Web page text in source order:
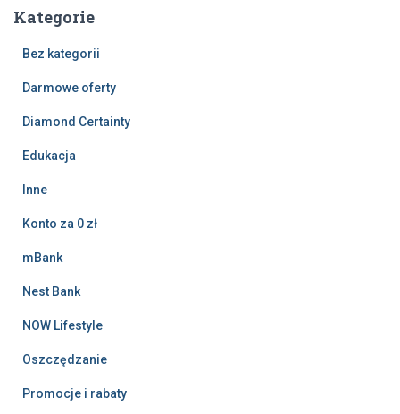
Kategorie
Bez kategorii
Darmowe oferty
Diamond Certainty
Edukacja
Inne
Konto za 0 zł
mBank
Nest Bank
NOW Lifestyle
Oszczędzanie
Promocje i rabaty